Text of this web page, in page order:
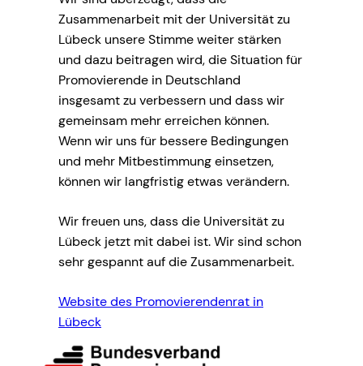
Zusammenarbeit mit der Universität zu
Lübeck unsere Stimme weiter stärken
und dazu beitragen wird, die Situation für
Promovierende in Deutschland
insgesamt zu verbessern und dass wir
gemeinsam mehr erreichen können.
Wenn wir uns für bessere Bedingungen
und mehr Mitbestimmung einsetzen,
können wir langfristig etwas verändern.
Wir freuen uns, dass die Universität zu
Lübeck jetzt mit dabei ist. Wir sind schon
sehr gespannt auf die Zusammenarbeit.
Website des Promovierendenrat in
Lübeck